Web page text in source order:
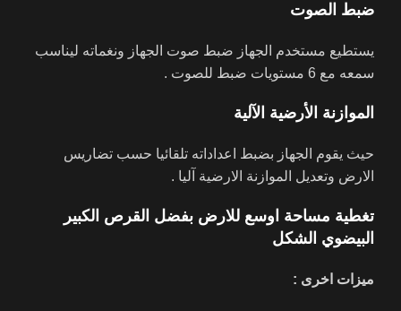
ضبط الصوت
يستطيع مستخدم الجهاز ضبط صوت الجهاز ونغماته ليناسب
سمعه مع 6 مستويات ضبط للصوت .
الموازنة الأرضية الآلية
حيث يقوم الجهاز بضبط اعداداته تلقائيا حسب تضاريس
الارض وتعديل الموازنة الارضية آليا .
تغطية مساحة اوسع للارض بفضل القرص الكبير
البيضوي الشكل
ميزات اخرى :